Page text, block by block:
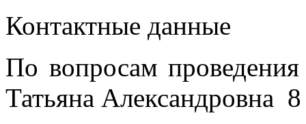
Контактные данные
По вопросам
Татьяна Александровна